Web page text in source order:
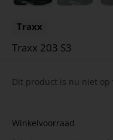
Traxx
Traxx 203 S3
Dit product is nu niet op
Winkelvoorraad